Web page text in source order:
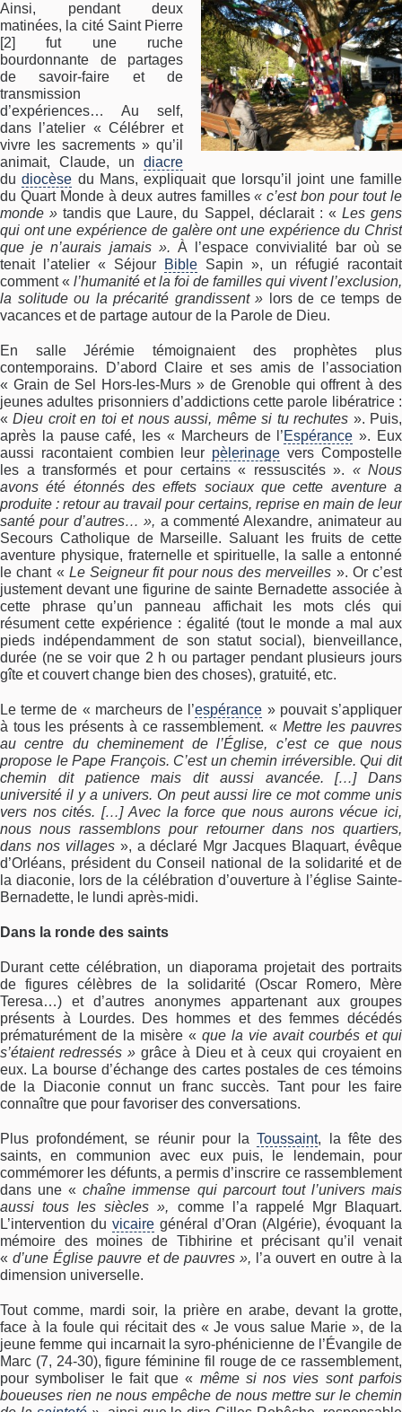
Ainsi, pendant deux
matinées, la cité Saint Pierre
[2]fut une ruche
bourdonnante de partages
de savoir-faire et de
transmission
d’expériences… Au self,
dans l’atelier « Célébrer et
vivre les sacrements » qu’il
animait, Claude, un diacre
dudiocèse du Mans, expliquait que lorsqu’il joint une famille
du Quart Monde à deux autres familles« c’est bon pour tout le
monde » tandis que Laure, du Sappel, déclarait : « Les gens
qui ont une expérience de galère ont une expérience du Christ
que je n’aurais jamais ». À l’espace convivialité bar où se
tenait l’atelier « Séjour
Bible Sapin », un réfugié racontait
comment « l’humanité et la foi de familles qui vivent l’exclusion,
la solitude ou la précarité grandissent »
lors de ce temps de
vacances et de partage autour de la Parole de Dieu.
En salle Jérémie témoignaient des prophètes plus
contemporains. D’abord Claire et ses amis de l’association
« Grain de Sel Hors-les-Murs » de Grenoble qui offrent à des
jeunes adultes prisonniers d’addictions cette parole libératrice :
«Dieu croit en toi et nous aussi, même si tu rechutes ». Puis,
après la pause café, les « Marcheurs de l’Espérance ». Eux
aussi racontaient combien leur pèlerinage vers Compostelle
les a transformés et pour certains « ressuscités ». « Nous
avons été étonnés des effets sociaux que cette aventure a
produite : retour au travail pour certains, reprise en main de leur
santé pour d’autres… », a commenté Alexandre, animateur au
Secours Catholique de Marseille. Saluant les fruits de cette
aventure physique, fraternelle et spirituelle, la salle a entonné
le chant « Le Seigneur fit pour nous des merveilles ». Or c’est
justement devant une figurine de sainte Bernadette associée à
cette phrase qu’un panneau affichait les mots clés qui
résument cette expérience : égalité (tout le monde a mal aux
pieds indépendamment de son statut social), bienveillance,
durée (ne se voir que 2 h ou partager pendant plusieurs jours
gîte et couvert change bien des choses), gratuité, etc.
Le terme de « marcheurs de l’espérance » pouvait s’appliquer
à tous les présents à ce rassemblement. « Mettre les pauvres
au centre du cheminement de l’Église, c’est ce que nous
propose le Pape François. C’est un chemin irréversible. Qui dit
chemin dit patience mais dit aussi avancée. […] Dans
université il y a univers. On peut aussi lire ce mot comme unis
vers nos cités. […] Avec la force que nous aurons vécue ici,
nous nous rassemblons pour retourner dans nos quartiers,
dans nos villages», a déclaré Mgr Jacques Blaquart, évêque
d’Orléans, président du Conseil national de la solidarité et de
la diaconie, lors de la célébration d’ouverture à l’église Sainte-
Bernadette, le lundi après-midi.
Dans la ronde des saints
Durant cette célébration, un diaporama projetait des portraits
de figures célèbres de la solidarité (Oscar Romero, Mère
Teresa…) et d’autres anonymes appartenant aux groupes
présents à Lourdes. Des hommes et des femmes décédés
prématurément de la misère « que la vie avait courbés et qui
s’étaient redressés » grâce à Dieu et à ceux qui croyaient en
eux. La bourse d’échange des cartes postales de ces témoins
de la Diaconie connut un franc succès. Tant pour les faire
connaître que pour favoriser des conversations.
Plus profondément, se réunir pour laToussaint, la fête des
saints, en communion avec eux puis, le lendemain, pour
commémorer les défunts, a permis d’inscrire ce rassemblement
dans une «chaîne immense qui parcourt tout l’univers mais
aussi tous les siècles », comme l’a rappelé Mgr Blaquart.
L’intervention du vicaire général d’Oran (Algérie), évoquant la
mémoire des moines de Tibhirine et précisant qu’il venait
«d’une Église pauvre et de pauvres »,
l’a ouvert en outre à la
dimension universelle.
Tout comme, mardi soir, la prière en arabe, devant la grotte,
face à la foule qui récitait des « Je vous salue Marie », de la
jeune femme qui incarnait la syro-phénicienne de l’Évangile de
Marc (7, 24-30), figure féminine fil rouge de ce rassemblement,
pour symboliser le fait que « même si nos vies sont parfois
boueuses rien ne nous empêche de nous mettre sur le chemin